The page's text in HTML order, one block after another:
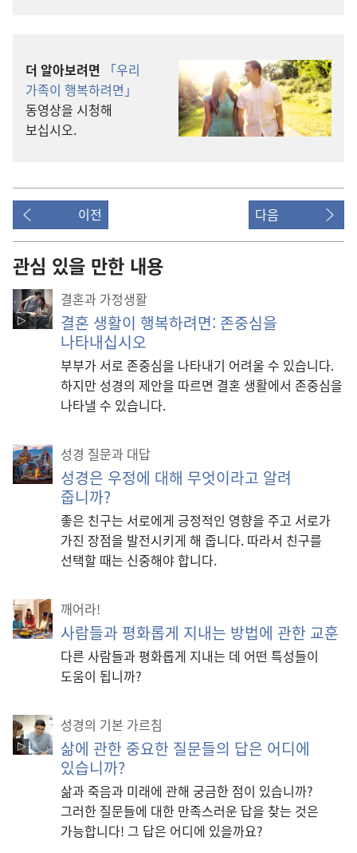
더 알아보려면
「우리
가족이 행복하려면」
동영상을 시청해
보십시오.
이전 다음
관심 있을 만한 내용
결혼과 가정생활
결혼 생활이 행복하려면: 존중심을
나타내십시오
부부가 서로 존중심을 나타내기 어려울 수 있습니다.
하지만 성경의 제안을 따르면 결혼 생활에서 존중심을
나타낼 수 있습니다.
성경 질문과 대답
성경은 우정에 대해 무엇이라고 알려
줍니까?
좋은 친구는 서로에게 긍정적인 영향을 주고 서로가
가진 장점을 발전시키게 해 줍니다. 따라서 친구를
선택할 때는 신중해야 합니다.
깨어라!
사람들과 평화롭게 지내는 방법에 관한 교훈
다른 사람들과 평화롭게 지내는 데 어떤 특성들이
도움이 됩니까?
성경의 기본 가르침
삶에 관한 중요한 질문들의 답은 어디에
있습니까?
삶과 죽음과 미래에 관해 궁금한 점이 있습니까?
그러한 질문들에 대한 만족스러운 답을 찾는 것은
가능합니다! 그 답은 어디에 있을까요?